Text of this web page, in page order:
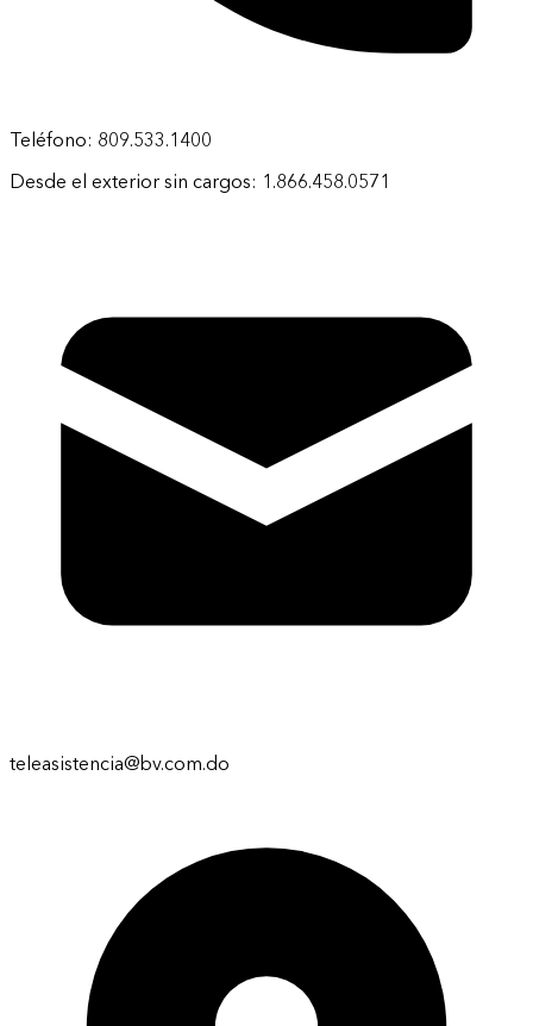
Teléfono: 809.533.1400
Desde el exterior sin cargos: 1.866.458.0571
teleasistencia@bv.com.do